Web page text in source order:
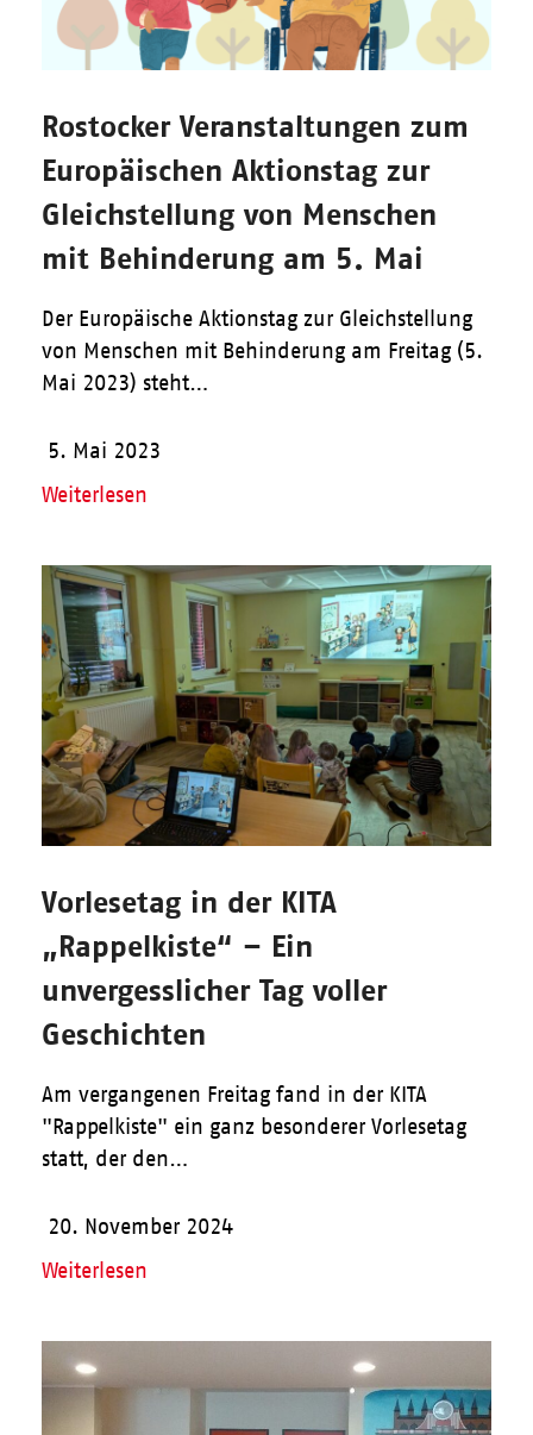
Rostocker Veranstaltungen zum
Europäischen Aktionstag zur
Gleichstellung von Menschen
mit Behinderung am 5. Mai
Der Europäische Aktionstag zur Gleichstellung
von Menschen mit Behinderung am Freitag (5.
Mai 2023) steht…
5. Mai 2023
Weiterlesen
Vorlesetag in der KITA
„Rappelkiste“ – Ein
unvergesslicher Tag voller
Geschichten
Am vergangenen Freitag fand in der KITA
"Rappelkiste" ein ganz besonderer Vorlesetag
statt, der den…
20. November 2024
Weiterlesen